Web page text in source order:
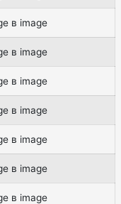
в image
в image
в image
в image
в image
в image
в image